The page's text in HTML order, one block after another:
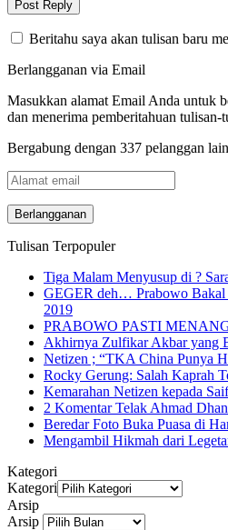
Beritahu saya akan tulisan baru
Berlangganan via Email
Masukkan alamat Email Anda untuk
dan menerima pemberitahuan
Bergabung dengan 337 pelanggan lain
Alamat
email
Tulisan Terpopuler
Tiga Malam Menyusup di ?
GEGER deh… Prabowo Bakal
2019
PRABOWO PASTI
Akhirnya Zulfikar Akbar yang
Netizen ; “TKA China Punya
Rocky Gerung: Salah Kaprah
Kemarahan Netizen kepada
2 Komentar Telak Ahmad
Beredar Foto Buka Puasa di
Mengambil Hikmah dari
Kategori
Kategori
Arsip
Arsip